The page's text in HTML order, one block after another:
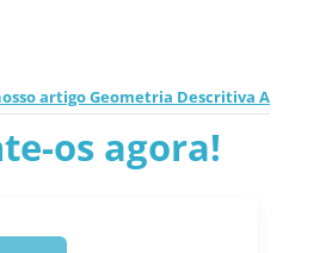
artigo Geometria Descritiva A
os agora!